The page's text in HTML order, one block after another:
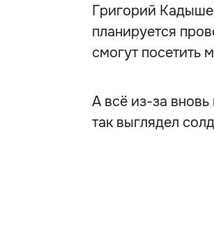
Григорий
планируется
смогут посетить
А всё из-за
так выглядел